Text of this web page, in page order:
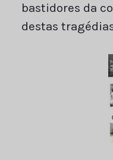
bastidores da
destas